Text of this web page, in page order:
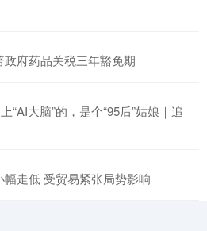
府药品关税三年豁免期
“AI大脑”的，是个“95后”姑娘｜追
走低 受贸易紧张局势影响